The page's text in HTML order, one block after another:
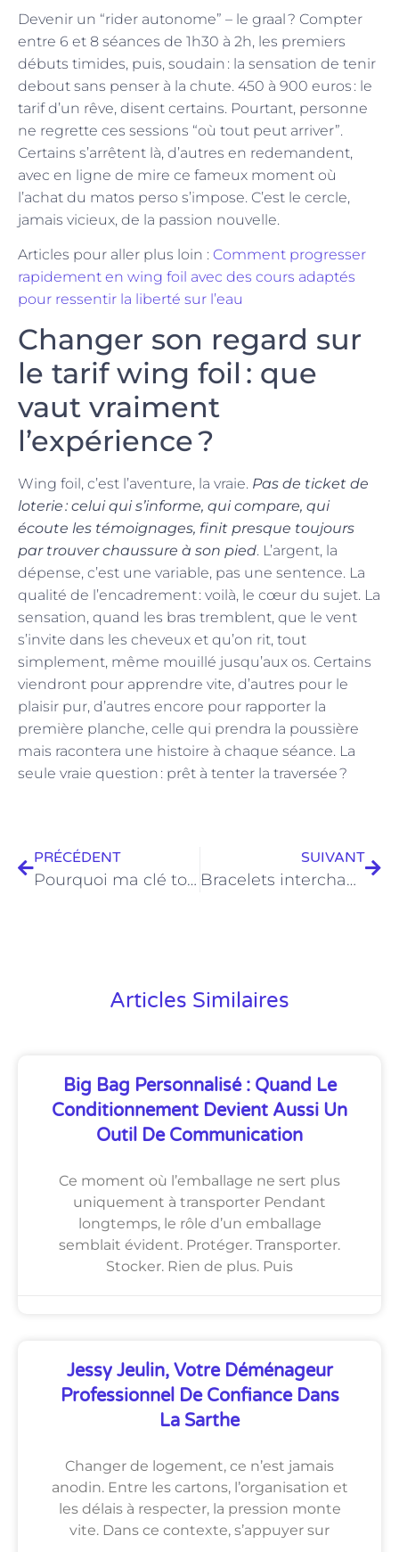
Devenir un “rider autonome” – le graal ? Compter
entre 6 et 8 séances de 1h30 à 2h, les premiers
débuts timides, puis, soudain : la sensation de tenir
debout sans penser à la chute. 450 à 900 euros : le
tarif d’un rêve, disent certains. Pourtant, personne
ne regrette ces sessions “où tout peut arriver”.
Certains s’arrêtent là, d’autres en redemandent,
avec en ligne de mire ce fameux moment où
l’achat du matos perso s’impose. C’est le cercle,
jamais vicieux, de la passion nouvelle.
Articles pour aller plus loin : Comment progresser
rapidement en wing foil avec des cours adaptés
pour ressentir la liberté sur l’eau
Changer son regard sur
le tarif wing foil : que
vaut vraiment
l’expérience ?
Wing foil, c’est l’aventure, la vraie. Pas de ticket de
loterie : celui qui s’informe, qui compare, qui
écoute les témoignages, finit presque toujours
par trouver chaussure à son pied. L’argent, la
dépense, c’est une variable, pas une sentence. La
qualité de l’encadrement : voilà, le cœur du sujet. La
sensation, quand les bras tremblent, que le vent
s’invite dans les cheveux et qu’on rit, tout
simplement, même mouillé jusqu’aux os. Certains
viendront pour apprendre vite, d’autres pour le
plaisir pur, d’autres encore pour rapporter la
première planche, celle qui prendra la poussière
mais racontera une histoire à chaque séance. La
seule vraie question : prêt à tenter la traversée ?
PRÉCÉDENT
Pourquoi ma clé tourne dans le vide ou reste coincée ?
SUIVANT
Bracelets interchangeables : la révolution mode au poignet des hommes
Articles Similaires
Big Bag Personnalisé : Quand Le
Conditionnement Devient Aussi Un
Outil De Communication
Ce moment où l’emballage ne sert plus
uniquement à transporter Pendant
longtemps, le rôle d’un emballage
semblait évident. Protéger. Transporter.
Stocker. Rien de plus. Puis
Jessy Jeulin, Votre Déménageur
Professionnel De Confiance Dans
La Sarthe
Changer de logement, ce n’est jamais
anodin. Entre les cartons, l’organisation et
les délais à respecter, la pression monte
vite. Dans ce contexte, s’appuyer sur